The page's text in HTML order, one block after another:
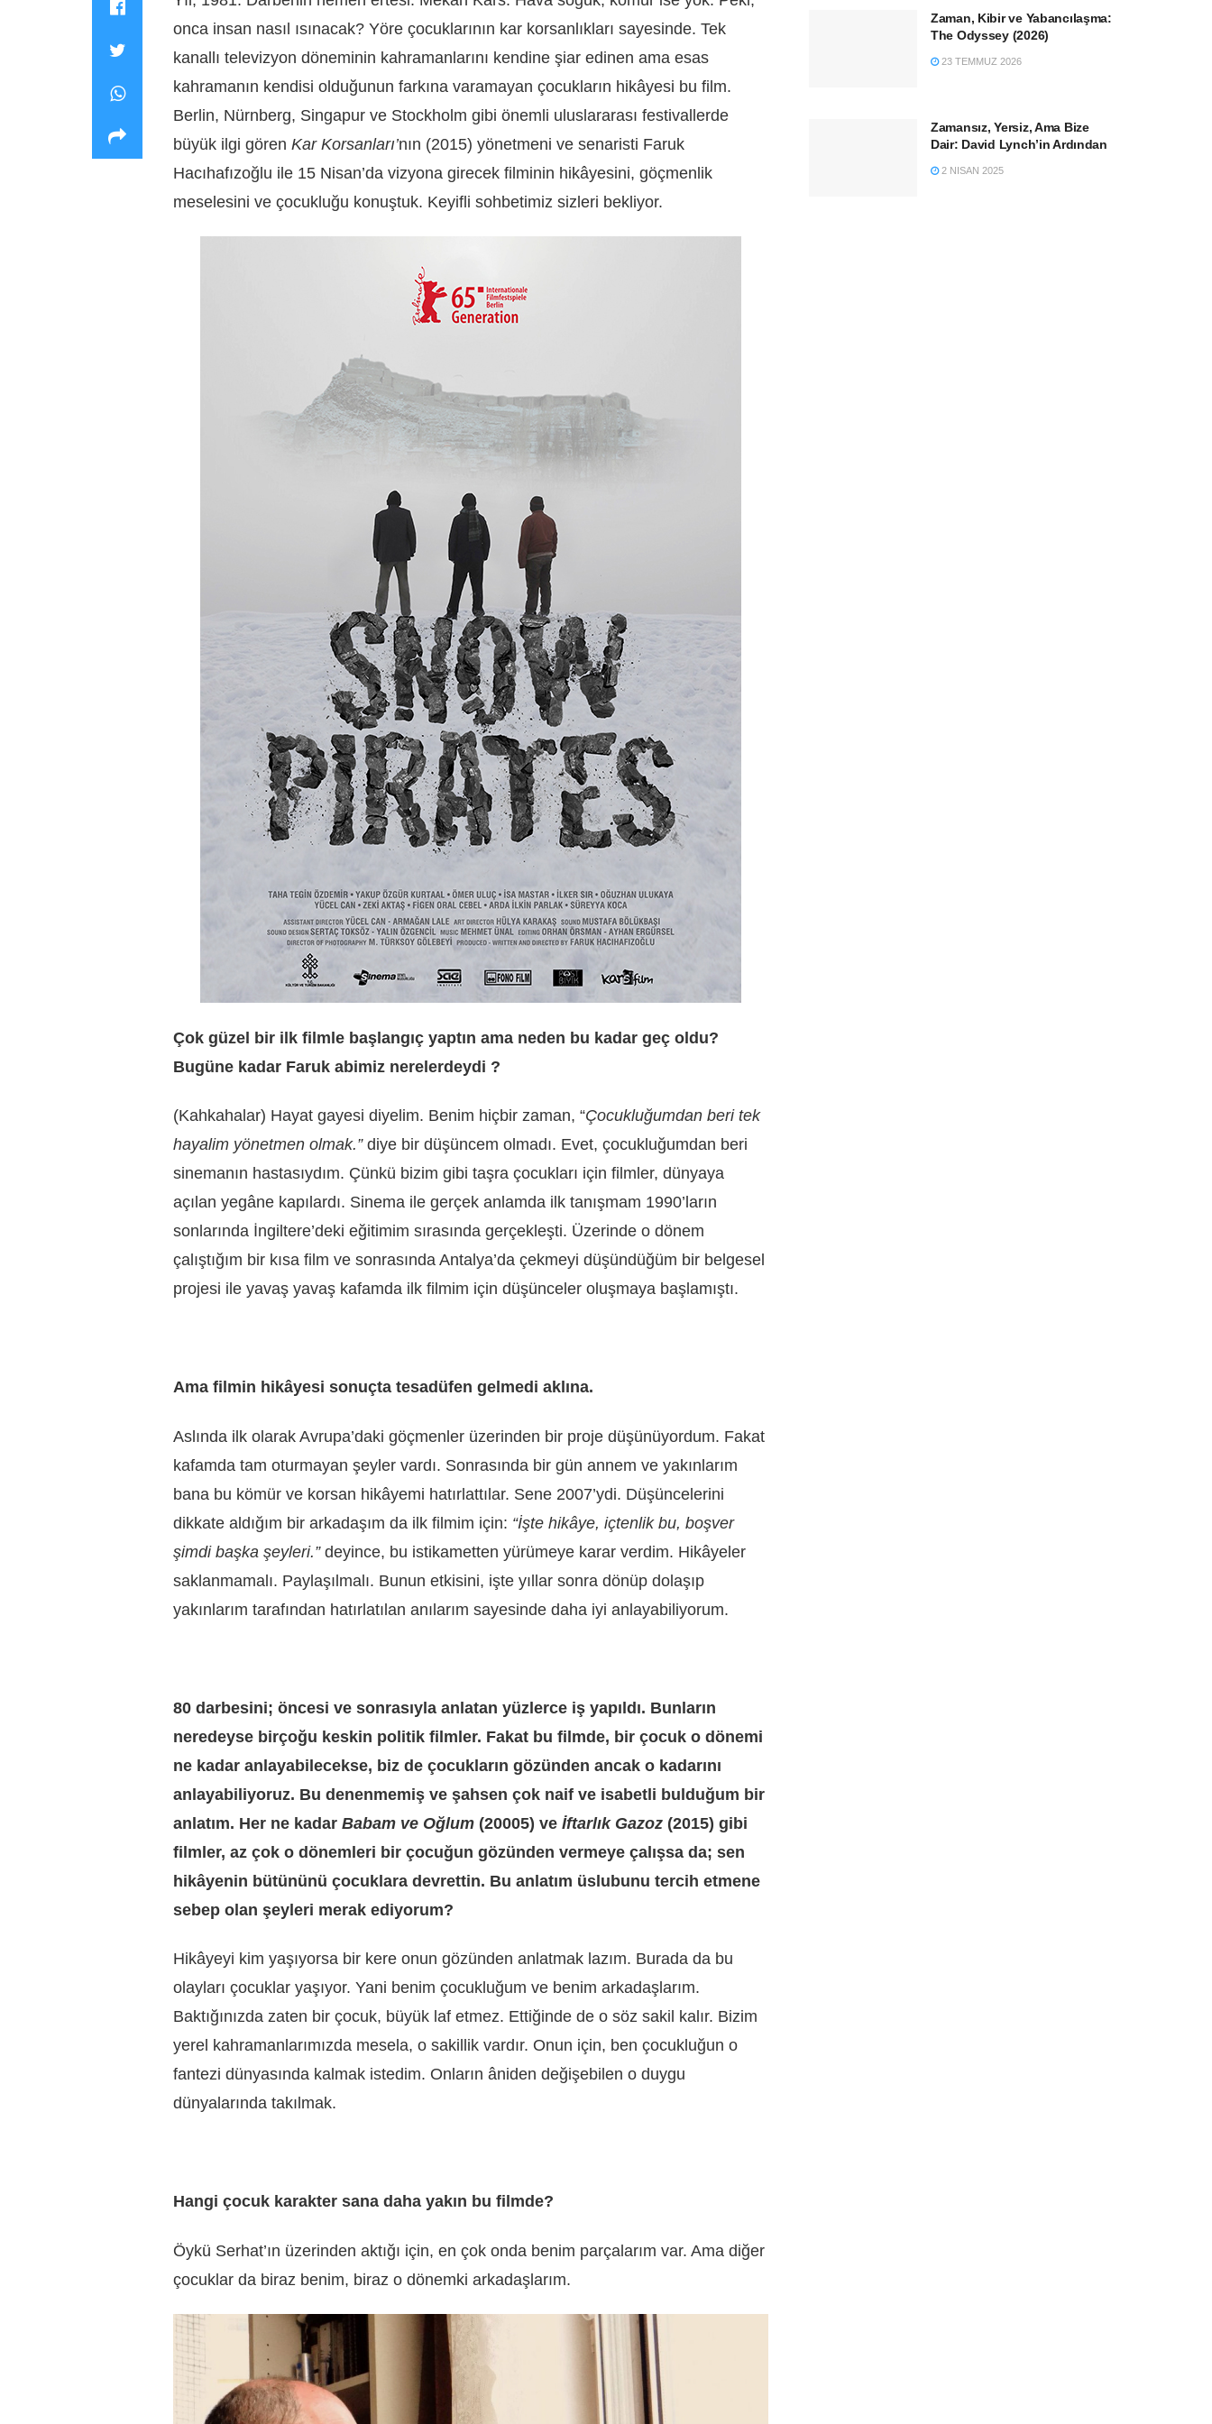
onca insan nasıl ısınacak? Yöre çocuklarının kar korsanlıkları sayesinde. Tek
kanallı televizyon döneminin kahramanlarını kendine şiar edinen ama esas
kahramanın kendisi olduğunun farkına varamayan çocukların hikâyesi bu film.
Berlin, Nürnberg, Singapur ve Stockholm gibi önemli uluslararası festivallerde
büyük ilgi gören Kar Korsanları’nın (2015) yönetmeni ve senaristi Faruk
Hacıhafızoğlu ile 15 Nisan’da vizyona girecek filminin hikâyesini, göçmenlik
meselesini ve çocukluğu konuştuk. Keyifli sohbetimiz sizleri bekliyor.
Çok güzel bir ilk filmle başlangıç yaptın ama neden bu kadar geç oldu?
Bugüne kadar Faruk abimiz nerelerdeydi ?
(Kahkahalar) Hayat gayesi diyelim. Benim hiçbir zaman, “Çocukluğumdan beri tek
hayalim yönetmen olmak.”diye bir düşüncem olmadı. Evet, çocukluğumdan beri
sinemanın hastasıydım. Çünkü bizim gibi taşra çocukları için filmler, dünyaya
açılan yegâne kapılardı. Sinema ile gerçek anlamda ilk tanışmam 1990’ların
sonlarında İngiltere’deki eğitimim sırasında gerçekleşti. Üzerinde o dönem
çalıştığım bir kısa film ve sonrasında Antalya’da çekmeyi düşündüğüm bir belgesel
projesi ile yavaş yavaş kafamda ilk filmim için düşünceler oluşmaya başlamıştı.
Ama filmin hikâyesi sonuçta tesadüfen gelmedi aklına.
Aslında ilk olarak Avrupa’daki göçmenler üzerinden bir proje düşünüyordum. Fakat
kafamda tam oturmayan şeyler vardı. Sonrasında bir gün annem ve yakınlarım
bana bu kömür ve korsan hikâyemi hatırlattılar. Sene 2007’ydi. Düşüncelerini
dikkate aldığım bir arkadaşım da ilk filmim için: “İşte hikâye, içtenlik bu, boşver
şimdi başka şeyleri.” deyince, bu istikametten yürümeye karar verdim. Hikâyeler
saklanmamalı. Paylaşılmalı. Bunun etkisini, işte yıllar sonra dönüp dolaşıp
yakınlarım tarafından hatırlatılan anılarım sayesinde daha iyi anlayabiliyorum.
80 darbesini; öncesi ve sonrasıyla anlatan yüzlerce iş yapıldı. Bunların
neredeyse birçoğu keskin politik filmler. Fakat bu filmde, bir çocuk o dönemi
ne kadar anlayabilecekse, biz de çocukların gözünden ancak o kadarını
anlayabiliyoruz. Bu denenmemiş ve şahsen çok naif ve isabetli bulduğum bir
anlatım. Her ne kadar Babam ve Oğlum (20005) ve İftarlık Gazoz (2015) gibi
filmler, az çok o dönemleri bir çocuğun gözünden vermeye çalışsa da; sen
hikâyenin bütününü çocuklara devrettin. Bu anlatım üslubunu tercih etmene
sebep olan şeyleri merak ediyorum?
Hikâyeyi kim yaşıyorsa bir kere onun gözünden anlatmak lazım. Burada da bu
olayları çocuklar yaşıyor. Yani benim çocukluğum ve benim arkadaşlarım.
Baktığınızda zaten bir çocuk, büyük laf etmez. Ettiğinde de o söz sakil kalır. Bizim
yerel kahramanlarımızda mesela, o sakillik vardır. Onun için, ben çocukluğun o
fantezi dünyasında kalmak istedim. Onların âniden değişebilen o duygu
dünyalarında takılmak.
Hangi çocuk karakter sana daha yakın bu filmde?
Öykü Serhat’ın üzerinden aktığı için, en çok onda benim parçalarım var. Ama diğer
çocuklar da biraz benim, biraz o dönemki arkadaşlarım.
Zaman, Kibir ve Yabancılaşma:
The Odyssey (2026)
23 TEMMUZ 2026
Zamansız, Yersiz, Ama Bize
Dair: David Lynch’in Ardından
2 NISAN 2025